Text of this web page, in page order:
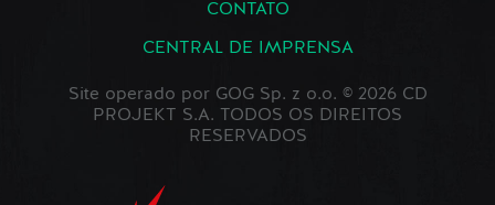
CONTATO
CENTRAL DE IMPRENSA
Site operado por GOG Sp. z o.o. © 2026 CD
PROJEKT S.A. TODOS OS DIREITOS
RESERVADOS